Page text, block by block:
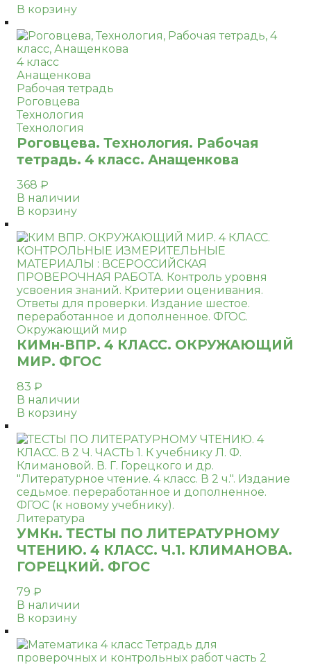
В корзину
4 класс
Анащенкова
Рабочая тетрадь
Роговцева
Технология
Технология
Роговцева. Технология. Рабочая
тетрадь. 4 класс. Анащенкова
368 ₽
В наличии
В корзину
Окружающий мир
КИМн-ВПР. 4 КЛАСС. ОКРУЖАЮЩИЙ
МИР. ФГОС
83 ₽
В наличии
В корзину
Литература
УМКн. ТЕСТЫ ПО ЛИТЕРАТУРНОМУ
ЧТЕНИЮ. 4 КЛАСС. Ч.1. КЛИМАНОВА.
ГОРЕЦКИЙ. ФГОС
79 ₽
В наличии
В корзину